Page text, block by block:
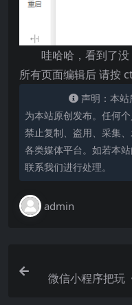
哇哈哈，看到了
所有页面编辑后 请按
声明：本
为本站原创发布。任何
禁止复制、盗用、采集
各类媒体平台。如若本
联系我们进行处理。
admin
微信小程序把玩